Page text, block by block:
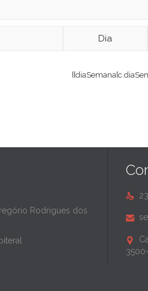
Dia
Rodrigues dos


